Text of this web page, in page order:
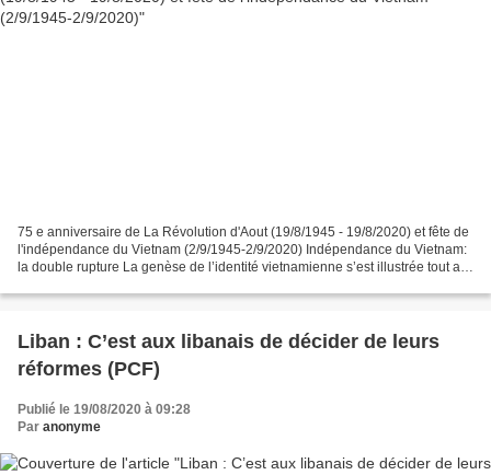
75 e anniversaire de La Révolution d'Aout (19/8/1945 - 19/8/2020) et fête de
l'indépendance du Vietnam (2/9/1945-2/9/2020) Indépendance du Vietnam:
la double rupture La genèse de l’identité vietnamienne s’est illustrée tout au
Liban : C’est aux libanais de décider de leurs
réformes (PCF)
Publié le 19/08/2020 à 09:28
Par anonyme